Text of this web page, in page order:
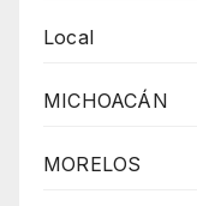
Local
MICHOACÁN
MORELOS